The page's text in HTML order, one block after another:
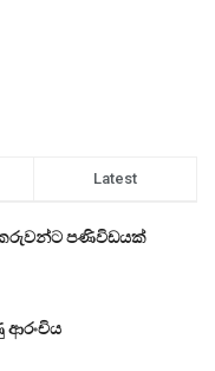
Latest
පණිවිඩයක්
ආරංචිය